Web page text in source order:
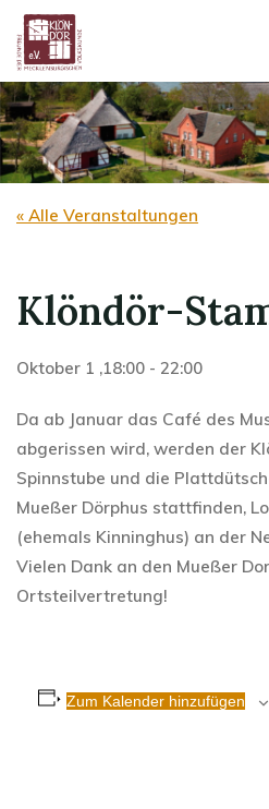
Zum
Inhalt
springen
« Alle Veranstaltungen
Klöndör-
Oktober 1 ,18:00 - 22:00
Da ab Januar das Café des
abgerissen wird, werden der
Spinnstube und die
Mueßer Dörphus stattfinden,
(ehemals Kinninghus) an der
Vielen Dank an den Mueßer
Ortsteilvertretung!
Zum Kalender hinzufügen